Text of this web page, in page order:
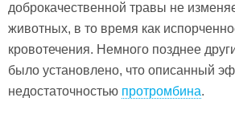
доброкачественной травы не
животных, в то время как
кровотечения. Немного позднее
было установлено, что описанный
недостаточностью протромбина.